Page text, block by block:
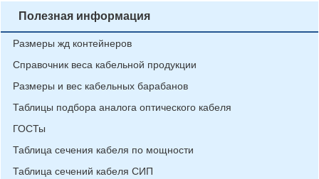
Полезная информация
Размеры жд контейнеров
Справочник веса кабельной продукции
Размеры и вес кабельных барабанов
Таблицы подбора аналога оптического кабеля
ГОСТы
Таблица сечения кабеля по мощности
Таблица сечений кабеля СИП